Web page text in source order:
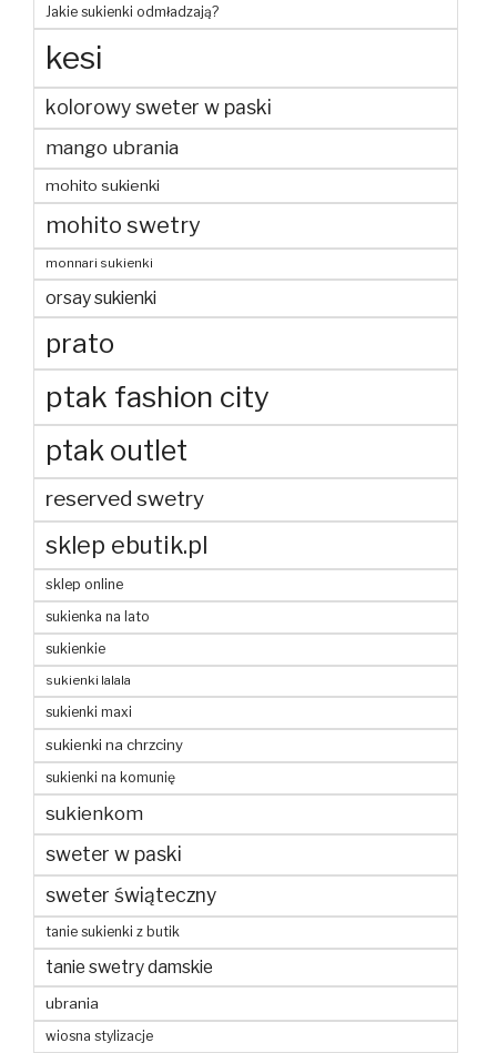
Jakie sukienki odmładzają?
kesi
kolorowy sweter w paski
mango ubrania
mohito sukienki
mohito swetry
monnari sukienki
orsay sukienki
prato
ptak fashion city
ptak outlet
reserved swetry
sklep ebutik.pl
sklep online
sukienka na lato
sukienkie
sukienki lalala
sukienki maxi
sukienki na chrzciny
sukienki na komunię
sukienkom
sweter w paski
sweter świąteczny
tanie sukienki z butik
tanie swetry damskie
ubrania
wiosna stylizacje